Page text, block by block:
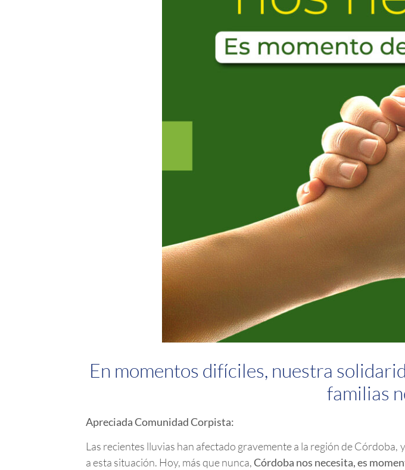
En momentos difíciles, nuestra
familias
Apreciada Comunidad Corpista:
Las recientes lluvias han afectado gravemente a la región de Córdoba,
a esta situación. Hoy, más que nunca,Córdoba nos necesita, es